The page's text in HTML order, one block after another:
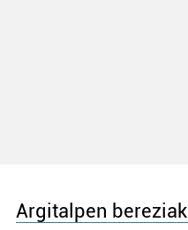
Argitalpen bereziak